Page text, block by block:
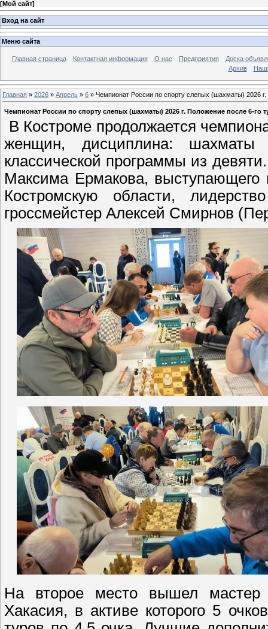
[Мой сайт]
Вход на сайт
Меню сайта
Главная страница Контактная информация О нас Предприятия
Доска
Архив
Главная » 2026 » Апрель » 6 » Чемпионат России по спорту слепых (шахматы) 2026 г.
Чемпионат России по спорту слепых (шахматы) 2026 г. Положение после 6-го
В Костроме продолжается
женщин, дисциплина:
классической программы из
Максима Ермакова, выступающего
Костромскую области,
гроссмейстер Алексей Смирнов
На второе место вышел мастер
Хакасия, в активе которого 5